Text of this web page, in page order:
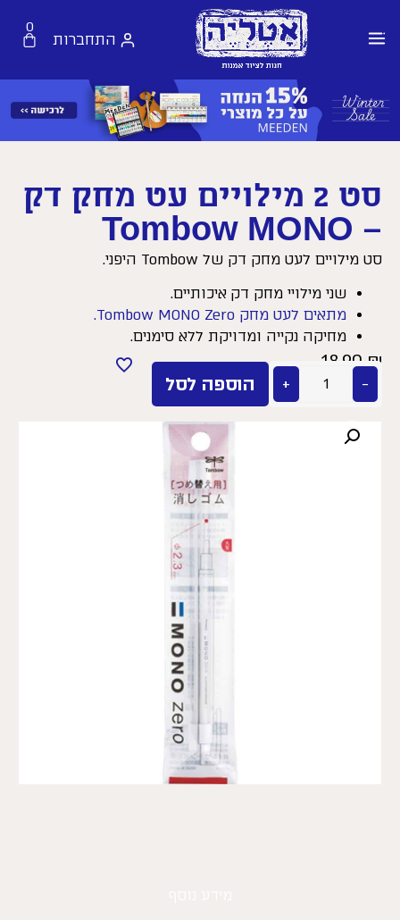
התחברות
0
סט 2 מילויים עט מחק דק
– Tombow MONO
סט מילויים לעט מחק דק של Tombow היפני.
שני מילויי מחק דק איכותיים.
מתאים לעט מחק Tombow MONO Zero.
מחיקה נקייה ומדויקת ללא סימנים.
18.90₪
−
+ הוספה לסל